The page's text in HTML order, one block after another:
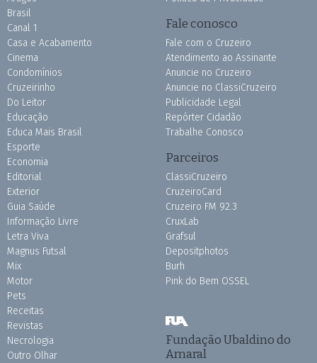
Brasil
Canal 1
Casa e Acabamento
Cinema
Condomínios
Cruzeirinho
Do Leitor
Educação
Educa Mais Brasil
Esporte
Economia
Editorial
Exterior
Guia Saúde
Informação Livre
Letra Viva
Magnus Futsal
Mix
Motor
Pets
Receitas
Revistas
Necrologia
Outro Olhar
Fale conosco
Fale com o Cruzeiro
Atendimento ao Assinante
Anuncie no Cruzeiro
Anuncie no ClassiCruzeiro
Publicidade Legal
Repórter Cidadão
Trabalhe Conosco
Parceiros
ClassiCruzeiro
CruzeiroCard
Cruzeiro FM 92.3
CruxLab
Grafsul
Depositphotos
Burh
Pink do Bem OSSEL
Fundação Ubaldino do
Amaral